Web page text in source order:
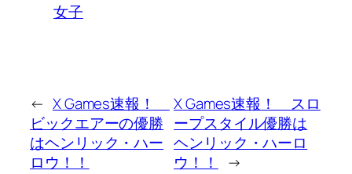
女子
← X Games速報！
ビックエアーの優勝
はヘンリック・ハー
ロウ！！
X Games速報！ スロ
ープスタイル優勝は
ヘンリック・ハーロ
ウ！！
→